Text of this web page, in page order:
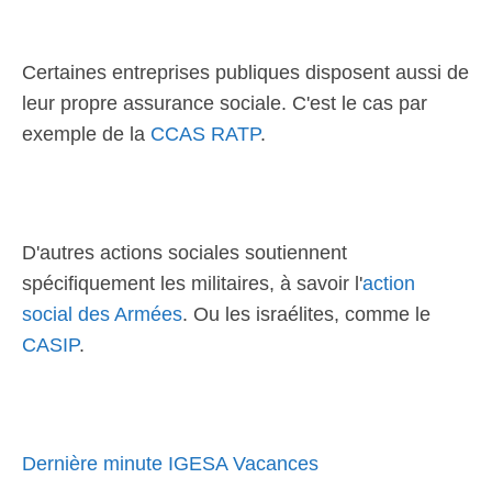
Certaines entreprises publiques disposent aussi de
leur propre assurance sociale. C'est le cas par
exemple de la CCAS RATP.
D'autres actions sociales soutiennent
spécifiquement les militaires, à savoir l'action
social des Armées. Ou les israélites, comme le
CASIP.
Dernière minute IGESA Vacances